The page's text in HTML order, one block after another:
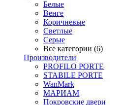
Белые
Венге
Коричневые
Светлые
Серые
Все категории (6)
Производители
PROFILO PORTE
STABILE PORTE
WanMark
МАРИАМ
Покровские двери